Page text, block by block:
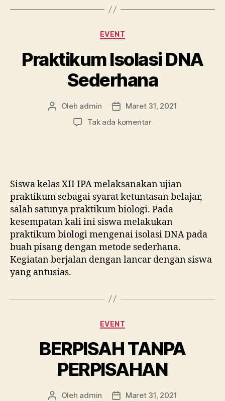
Kategori
EVENT
Praktikum Isolasi DNA
Sederhana
Penulis
artikel
Oleh admin
Tanggal
artikel
Maret 31, 2021
Tak ada komentarpada
Siswa kelas XII IPA melaksanakan ujian
praktikum sebagai syarat ketuntasan belajar,
salah satunya praktikum biologi. Pada
kesempatan kali ini siswa melakukan
praktikum biologi mengenai isolasi DNA pada
buah pisang dengan metode sederhana.
Kegiatan berjalan dengan lancar dengan siswa
yang antusias.
Kategori
EVENT
BERPISAH TANPA
PERPISAHAN
Penulis
Oleh admin Tanggal
Maret 31, 2021